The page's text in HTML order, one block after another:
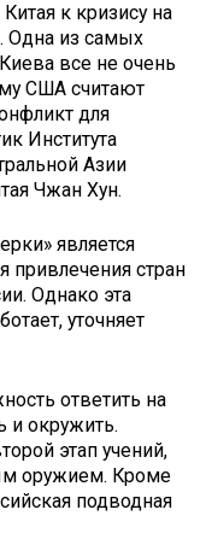
к кризису на
Одна из самых
все не очень
США считают
для
Института
Азии
Чжан Хун.
является
привлечения стран
Однако эта
уточняет
ответить на
и окружить.
этап учений,
оружием. Кроме
подводная